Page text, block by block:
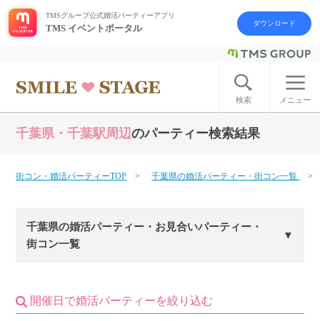
ログイン アカウント登録
はじめての方へ
今週の婚活パーティー
よくあるご質問
お問い合わせ
TMSグループ公式婚活パーティーアプリ
TMS イベントポータル ダウンロード
検索 メニュー
千葉県・千葉駅周辺のパーティー検索結果
街コン・婚活パーティーTOP 千葉県の婚活パーティー・街コン一覧
千葉県の婚活パーティー・お見合いパーティー・
街コン一覧
開催日で婚活パーティーを絞り込む